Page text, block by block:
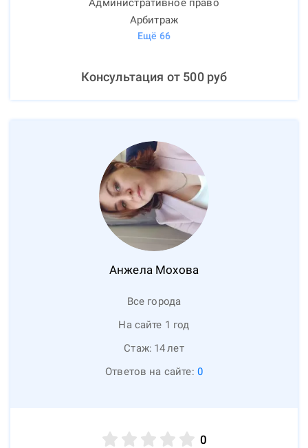
Административное право
Арбитраж
Ещё 66
Консультация от 500руб
Анжела Мохова
Все города
На сайте 1 год
Стаж: 14лет
Ответов на сайте: 0
0